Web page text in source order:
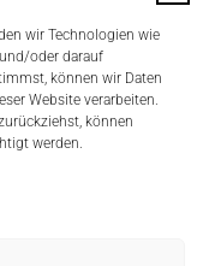
wir Technologien wie
oder darauf
können wir Daten
Website verarbeiten.
können
werden.
Hohenkirchen
von